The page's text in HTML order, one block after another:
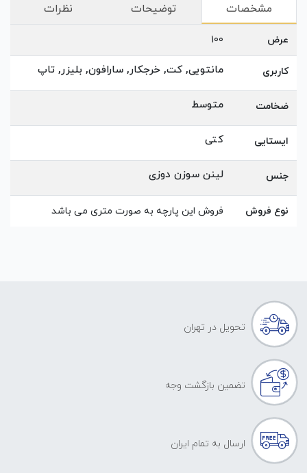
مشخصات توضیحات نظرات
عرض 100
کاربری مانتویی, کت, خرجکار, سارافون, بلیزر, تاپ
ضخامت متوسط
ایستایی کتی
جنس لینن سوزن دوزی
نوع فروش فروش این پارچه به صورت متری می باشد
تحویل در تهران
تضمین بازگشت وجه
ارسال به تمام ایران